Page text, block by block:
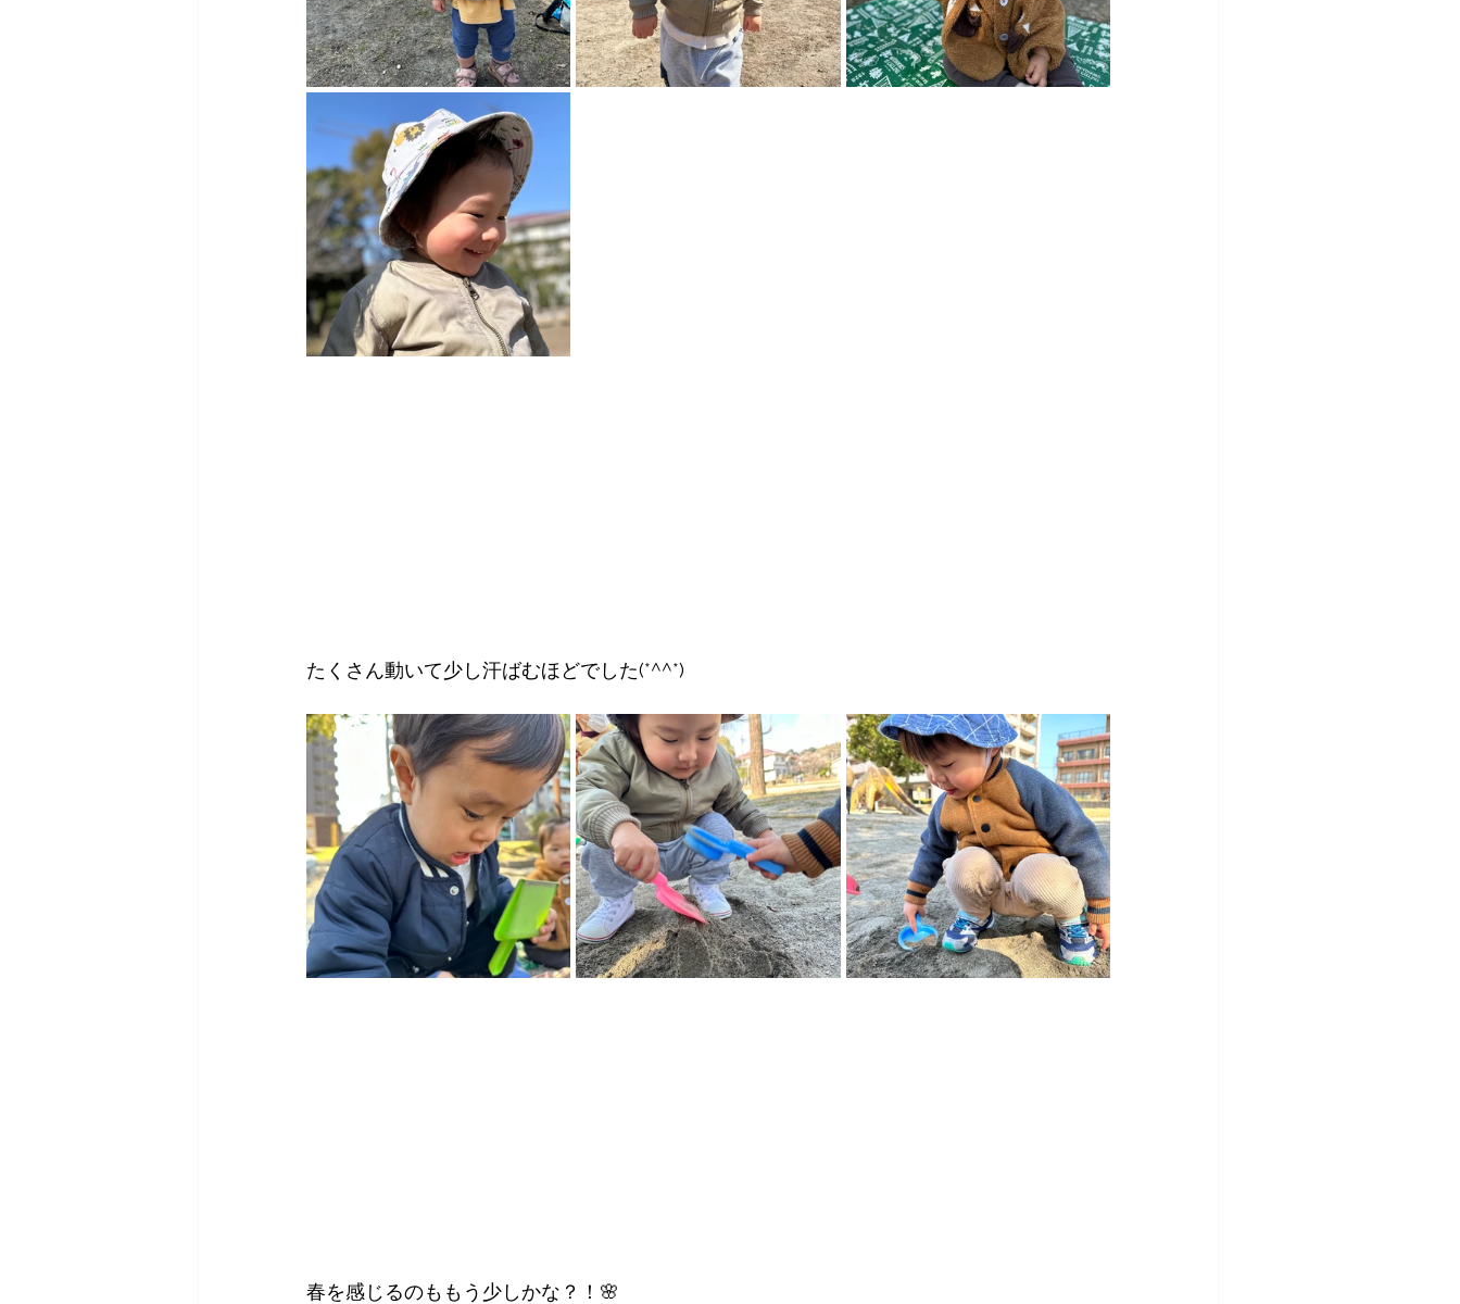
たくさん動いて少し汗ばむほどでした(*^^*)
春を感じるのももう少しかな？！🌸